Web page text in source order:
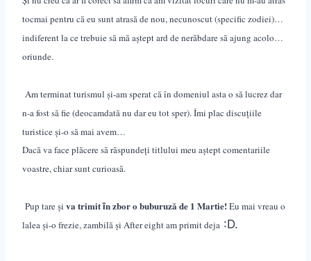
tocmai pentru că eu sunt atrasă de nou, necunoscut (specific zodiei)…
indiferent la ce trebuie să mă aștept ard de nerăbdare să ajung acolo…
oriunde.
Am terminat turismul și-am sperat că în domeniul asta o să lucrez dar
n-a fost să fie (deocamdată nu dar eu tot sper). Îmi plac discuțiile
turistice și-o să mai avem…
Dacă va face plăcere să răspundeți titlului meu aștept comentariile
voastre, chiar sunt curioasă.
Pup tare și va trimitîn zbor o buburuză de 1 Martie!Eu mai vreau o
lalea și-o frezie,zambilăși After eight am primit deja :D.